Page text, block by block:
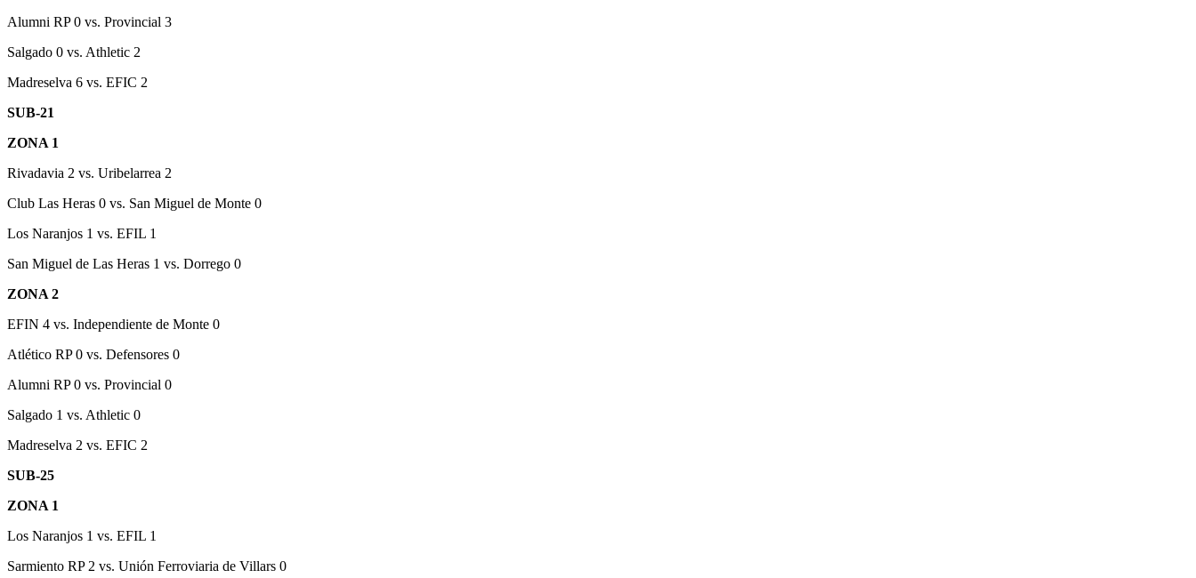
Alumni RP 0 vs. Provincial 3
Salgado 0 vs. Athletic 2
Madreselva 6 vs. EFIC 2
SUB-21
ZONA 1
Rivadavia 2 vs. Uribelarrea 2
Club Las Heras 0 vs. San Miguel de Monte 0
Los Naranjos 1 vs. EFIL 1
San Miguel de Las Heras 1 vs. Dorrego 0
ZONA 2
EFIN 4 vs. Independiente de Monte 0
Atlético RP 0 vs. Defensores 0
Alumni RP 0 vs. Provincial 0
Salgado 1 vs. Athletic 0
Madreselva 2 vs. EFIC 2
SUB-25
ZONA 1
Los Naranjos 1 vs. EFIL 1
Sarmiento RP 2 vs. Unión Ferroviaria de Villars 0